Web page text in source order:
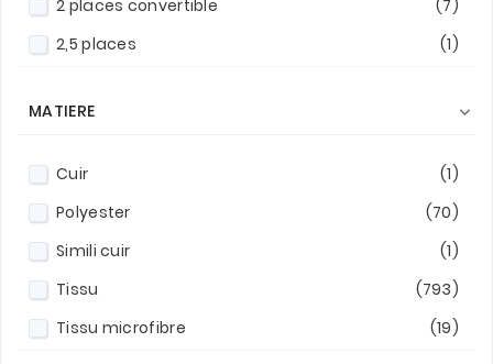
2 places convertible
(7)
2,5 places
(1)
3/4 places
(93)
(16)
(376)
(59)
(22)
MATIERE 
Cuir
(1)
Polyester
(70)
Simili cuir
(1)
Tissu
(793)
Tissu microfibre
(19)